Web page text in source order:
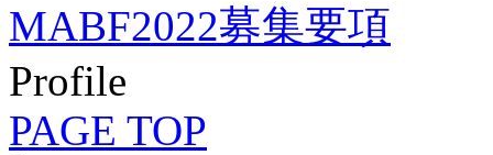
MABF2022募集要項
Profile
PAGE TOP